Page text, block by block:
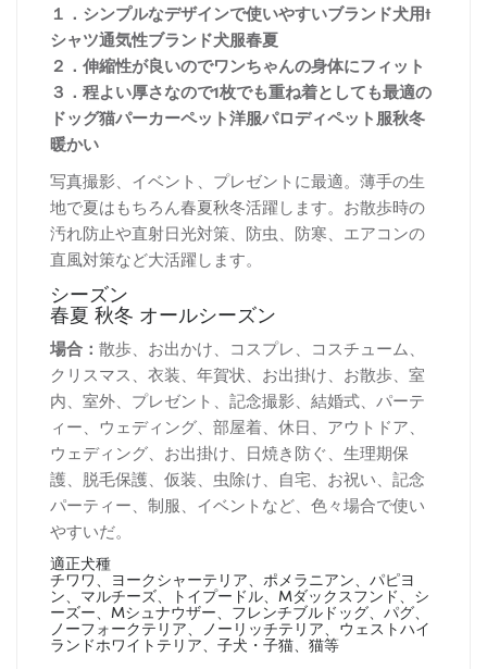
１．シンプルなデザインで使いやすいブランド犬用t
シャツ通気性ブランド犬服春夏
２．伸縮性が良いのでワンちゃんの身体にフィット
３．程よい厚さなので1枚でも重ね着としても最適の
ドッグ猫パーカーペット洋服パロディペット服秋冬
暖かい
写真撮影、イベント、プレゼントに最適。薄手の生
地で夏はもちろん春夏秋冬活躍します。お散歩時の
汚れ防止や直射日光対策、防虫、防寒、エアコンの
直風対策など大活躍します。
シーズン
春夏 秋冬 オールシーズン
場合： 散歩、お出かけ、コスプレ、コスチューム、
クリスマス、衣装、年賀状、お出掛け、お散歩、室
内、室外、プレゼント、記念撮影、結婚式、パーテ
ィー、ウェディング、部屋着、休日、アウトドア、
ウェディング、お出掛け、日焼き防ぐ、生理期保
護、脱毛保護、仮装、虫除け、自宅、お祝い、記念
パーティー、制服、イベントなど、色々場合で使い
やすいだ。
適正犬種
チワワ、ヨークシャーテリア、ポメラニアン、パピヨ
ン、マルチーズ、トイプードル、Mダックスフンド、シ
ーズー、Mシュナウザー、フレンチブルドッグ、パグ、
ノーフォークテリア、ノーリッチテリア、ウェストハイ
ランドホワイトテリア、子犬・子猫、猫等